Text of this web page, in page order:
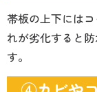
帯板の上下には
れが劣化すると
す。